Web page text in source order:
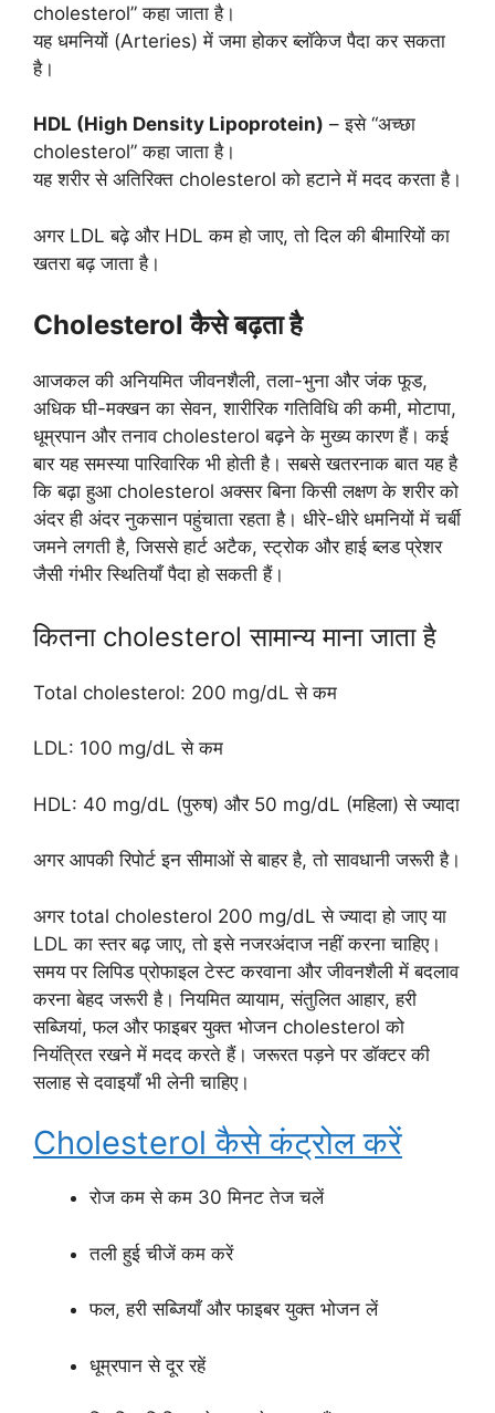
cholesterol” कहा जाता है।
यह धमनियों (Arteries) में जमा होकर ब्लॉकेज पैदा कर सकता
है।
HDL (High Density Lipoprotein) – इसे “अच्छा
cholesterol” कहा जाता है।
यह शरीर से अतिरिक्त cholesterol को हटाने में मदद करता है।
अगर LDL बढ़े और HDL कम हो जाए, तो दिल की बीमारियों का
खतरा बढ़ जाता है।
Cholesterol कैसे बढ़ता है
आजकल की अनियमित जीवनशैली, तला-भुना और जंक फूड,
अधिक घी-मक्खन का सेवन, शारीरिक गतिविधि की कमी, मोटापा,
धूम्रपान और तनाव cholesterol बढ़ने के मुख्य कारण हैं। कई
बार यह समस्या पारिवारिक भी होती है। सबसे खतरनाक बात यह है
कि बढ़ा हुआ cholesterol अक्सर बिना किसी लक्षण के शरीर को
अंदर ही अंदर नुकसान पहुंचाता रहता है। धीरे-धीरे धमनियों में चर्बी
जमने लगती है, जिससे हार्ट अटैक, स्ट्रोक और हाई ब्लड प्रेशर
जैसी गंभीर स्थितियाँ पैदा हो सकती हैं।
कितना cholesterol सामान्य माना जाता है
Total cholesterol: 200 mg/dL से कम
LDL: 100 mg/dL से कम
HDL: 40 mg/dL (पुरुष) और 50 mg/dL (महिला) से ज्यादा
अगर आपकी रिपोर्ट इन सीमाओं से बाहर है, तो सावधानी जरूरी है।
अगर total cholesterol 200 mg/dL से ज्यादा हो जाए या
LDL का स्तर बढ़ जाए, तो इसे नजरअंदाज नहीं करना चाहिए।
समय पर लिपिड प्रोफाइल टेस्ट करवाना और जीवनशैली में बदलाव
करना बेहद जरूरी है। नियमित व्यायाम, संतुलित आहार, हरी
सब्जियां, फल और फाइबर युक्त भोजन cholesterol को
नियंत्रित रखने में मदद करते हैं। जरूरत पड़ने पर डॉक्टर की
सलाह से दवाइयाँ भी लेनी चाहिए।
Cholesterol कैसे कंट्रोल करें
रोज कम से कम 30 मिनट तेज चलें
तली हुई चीजें कम करें
फल, हरी सब्जियाँ और फाइबर युक्त भोजन लें
धूम्रपान से दूर रहें